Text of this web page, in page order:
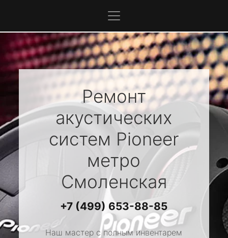
Ремонт
акустических
систем Pioneer
метро
Смоленская
+7 (499) 653-88-85
Наш мастер с полным инвентарем